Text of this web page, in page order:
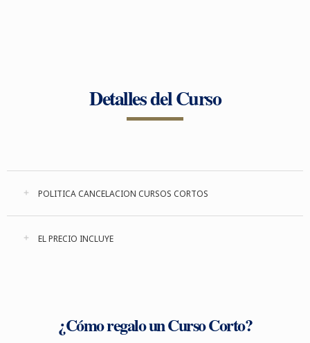
Detalles del Curso
POLITICA CANCELACION CURSOS CORTOS
EL PRECIO INCLUYE
¿Cómo regalo un Curso Corto?